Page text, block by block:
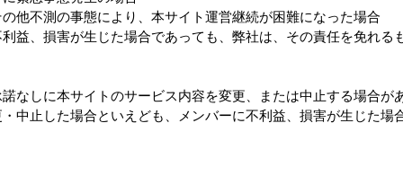
他不測の事態により、本サイト運営継続が困難になった場合
益、損害が生じた場合であっても、弊社は、その責任を免れる
なしに本サイトのサービス内容を変更、または中止する場合が
中止した場合といえども、メンバーに不利益、損害が生じた場